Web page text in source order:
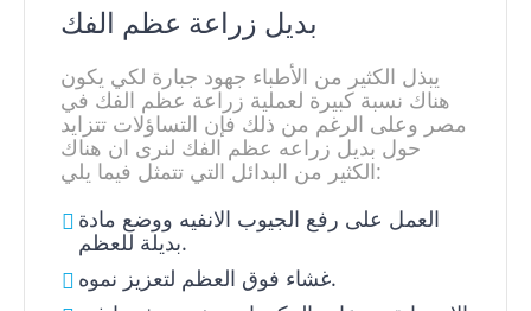
بديل زراعة عظم الفك
يبذل الكثير من الأطباء جهود جبارة لكي يكون
هناك نسبة كبيرة لعملية زراعة عظم الفك في
مصر وعلى الرغم من ذلك فإن التساؤلات تتزايد
حول بديل زراعه عظم الفك لنرى ان هناك
الكثير من البدائل التي تتمثل فيما يلي:
العمل على رفع الجيوب الانفيه ووضع مادة
بديلة للعظم.
غشاء فوق العظم لتعزيز نموه.